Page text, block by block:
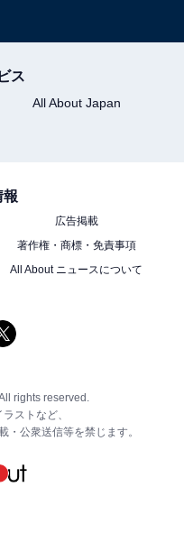
ス
All About Japan
報
広告掲載
著作権・商標・免責事項
All About ニュースについて
rights reserved.
ストなど、
・公衆送信等を禁じます。